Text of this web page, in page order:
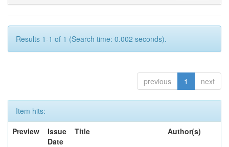
Results 1-1 of 1 (Search time: 0.002 seconds).
previous 1 next
Item hits:
Preview
Issue
Date
Title Author(s)